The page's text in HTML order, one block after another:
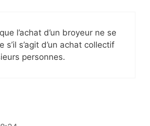
l’achat d’un broyeur ne se
s’il s’agit d’un achat collectif
personnes.